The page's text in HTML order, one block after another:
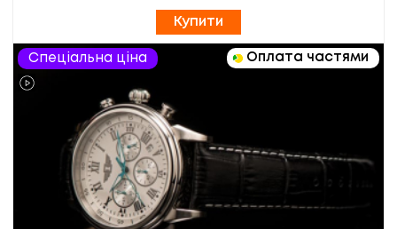
Купити
Спеціальна ціна Оплата частями